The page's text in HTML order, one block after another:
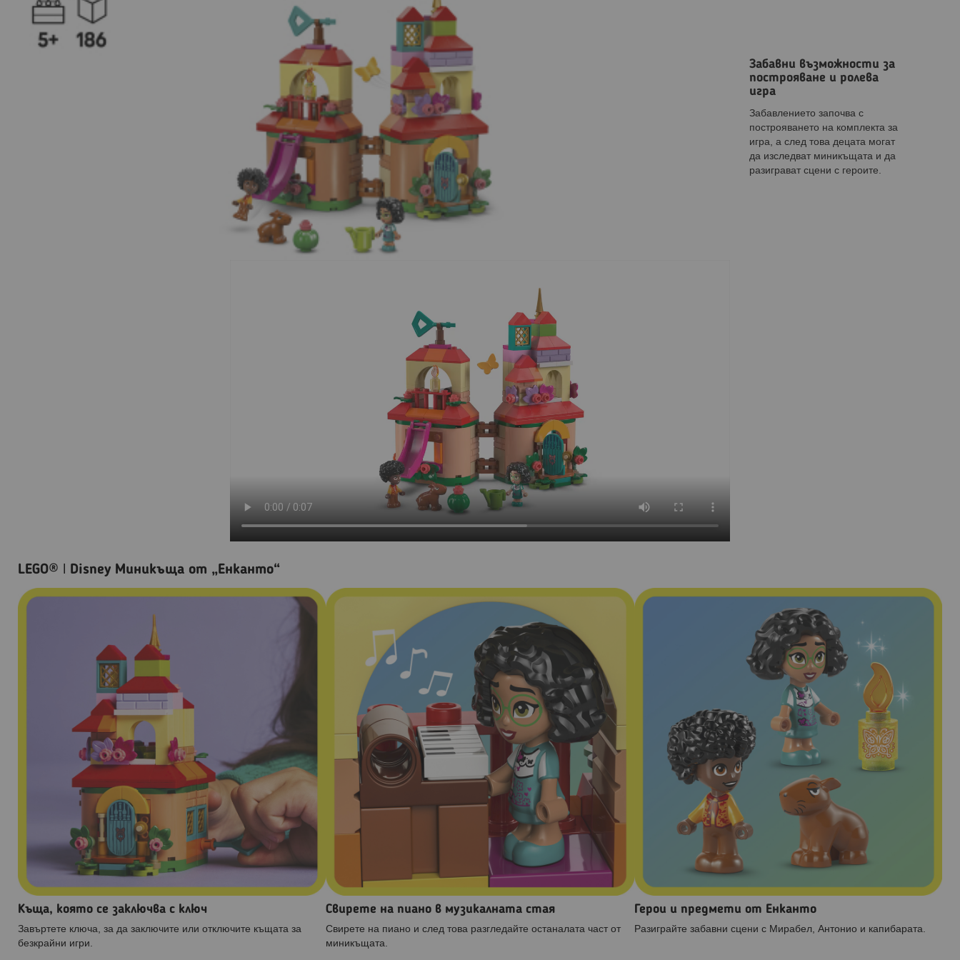
Забавни възможности за
построяване и ролева
игра
Забавлението започва с
построяването на комплекта за
игра, а след това децата могат
да изследват миникъщата и да
разиграват сцени с героите.
LEGO® ǀ Disney Миникъща от „Енканто“
Къща, която се заключва с ключ
Завъртете ключа, за да заключите или отключите къщата за
безкрайни игри.
Свирете на пиано в музикалната стая
Свирете на пиано и след това разгледайте останалата част от
миникъщата.
Герои и предмети от Енканто
Разиграйте забавни сцени с Мирабел, Антонио и капибарата.